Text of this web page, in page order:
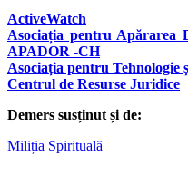
ActiveWatch
Asociația pentru Apărarea
APADOR -CH
Asociația pentru Tehnologie
Centrul de Resurse Juridice
Demers susținut și de:
Miliția Spirituală